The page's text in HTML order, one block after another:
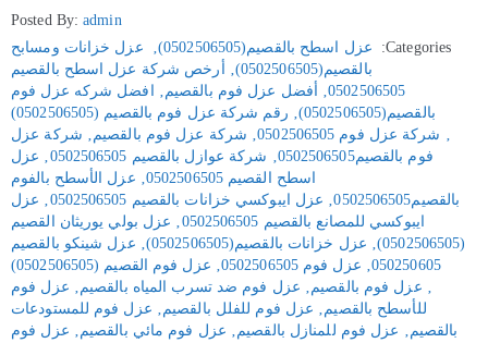
Posted By:admin
Categories:
عزل اسطح بالقصيم(0502506505) ‚
عزل خزانات ومسابح
بالقصيم(0502506505)
‚
أرخص شركة عزل اسطح بالقصيم
0502506505
‚ أفضل عزل فوم بالقصيم‚
افضل شركه عزل فوم
بالقصيم(0502506505)
‚ رقم شركة عزل فوم بالقصيم (0502506505)
‚ شركة عزل فوم 0502506505 ‚ شركة عزل فوم بالقصيم‚ شركة عزل
فوم بالقصيم0502506505
‚ شركة عوازل بالقصيم 0502506505 ‚ عزل
اسطح القصيم 0502506505
‚ عزل الأسطح بالفوم
بالقصيم0502506505
‚ عزل ايبوكسي خزانات بالقصيم 0502506505 ‚ عزل
ايبوكسي للمصانع بالقصيم 0502506505
‚ عزل بولي يوريثان القصيم
(0502506505)
‚ عزل خزانات بالقصيم(0502506505) ‚ عزل شينكو بالقصيم
050250605
‚ عزل فوم 0502506505 ‚ عزل فوم القصيم (0502506505)
‚ عزل فوم بالقصيم‚ عزل فوم ضد تسرب المياه بالقصيم‚ عزل فوم
للأسطح بالقصيم‚ عزل فوم للفلل بالقصيم‚ عزل فوم للمستودعات
بالقصيم‚ عزل فوم للمنازل بالقصيم‚ عزل فوم مائي بالقصيم‚ عزل فوم